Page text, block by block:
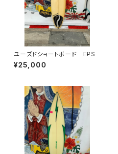
ユーズドショートボード EPS
¥25,000